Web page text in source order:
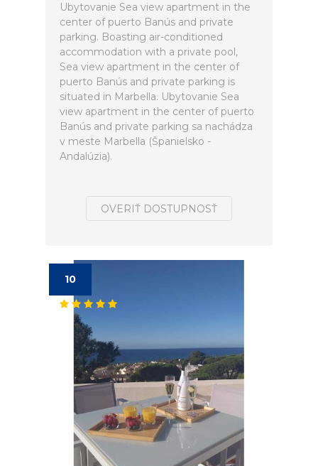
Ubytovanie Sea view apartment in the
center of puerto Banús and private
parking. Boasting air-conditioned
accommodation with a private pool,
Sea view apartment in the center of
puerto Banús and private parking is
situated in Marbella. Ubytovanie Sea
view apartment in the center of puerto
Banús and private parking sa nachádza
v meste Marbella (Španielsko -
Andalúzia).
OVERIŤ DOSTUPNOSŤ
10